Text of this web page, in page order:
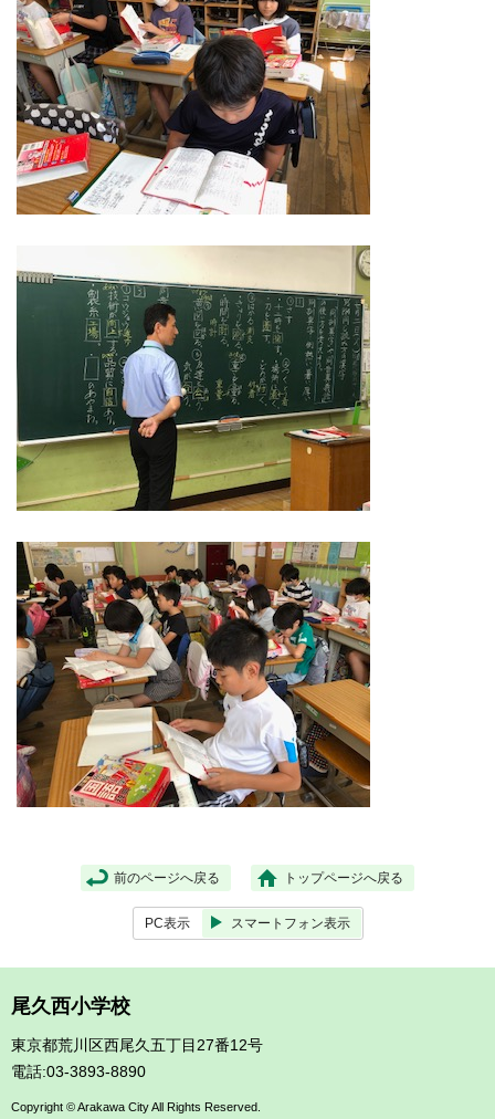
前のページへ戻る トップページへ戻る
PC表示 スマートフォン表示
尾久西小学校
東京都荒川区西尾久五丁目27番12号
電話:03-3893-8890
Copyright © Arakawa City All Rights Reserved.